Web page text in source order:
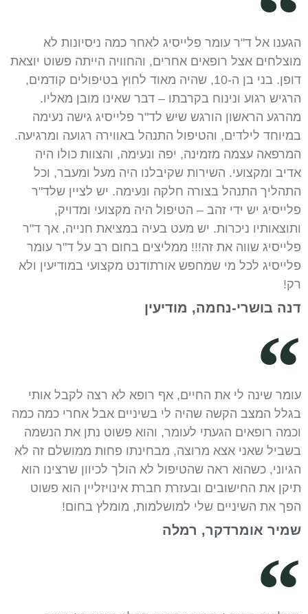
הגענו אל ד"ר עומר פלייסיג לאחר כמה ניסיונות לא
מוצלחים אצל רופאים אחרים, והחוויה הייתה פשוט יוצאת
דופן. בני בן ה-10, שהיה מאוד לחוץ בטיפולים קודמים,
הרגיש רגוע ונינוח בקרבתו – דבר שאינו מובן מאליו.
מהרגע הראשון הורגש שיש לד"ר פלייסיג גישה נעימה
במיוחד לילדים, והטיפול התנהל באווירה רגועה ומרגיעה.
המרפאה עצמה מזמינה, יפה ונעימה, והצוות כולו היה
אדיב ומקצועי. השירות שקיבלנו היה מעל ומעבר, וכל
התהליך התנהל בצורה חלקה ונעימה. יש לציין שלד"ר
פלייסיג יש ידי זהב – הטיפול היה מקצועי ומדויק,
ותוצאותיו ניכרות. יש מעט בעיה במציאת חנייה, אך ד"ר
פלייסיג שווה את זה!!! ממליצים בחום רב על ד"ר עומר
פלייסיג לכל מי שמחפש אורתודנט מקצועי במודיעין ולא
רק!
דנה בושרי-נחמה, מודיעין
עומר שינה לי את החיים, אף רופא לא רצה לקבל אותי
בגלל המצב הקשה שהיה לי בשיניים אבל אחרי כמה כמה
וכמה רופאים הגעתי לעומר, והוא פשוט נתן את הנשמה
בשביל שאני אצא מרוצה, מבחינתו פחות ממושלם זה לא
הגיוני, כשהוא ראה שהטיפול לא הולך לכיוון שרצינו הוא
תיקן את החישובים ובעזרת חברת אינויזליין הוא פשוט
הפך את השיניים שלי למושלמות, מומלץ בחום!
שמיר אומרדקר, רמלה